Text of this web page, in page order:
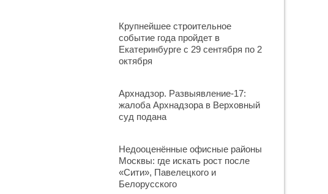
Крупнейшее строительное
событие года пройдет в
Екатеринбурге с 29 сентября по 2
октября
Архнадзор. Развыявление-17:
жалоба Архнадзора в Верховный
суд подана
Недооценённые офисные районы
Москвы: где искать рост после
«Сити», Павелецкого и
Белорусского